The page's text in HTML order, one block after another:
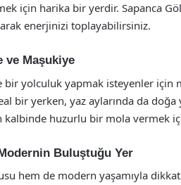
için harika bir yerdir. Sapanca
enerjinizi toplayabilirsiniz.
ve Maşukiye
bir yolculuk yapmak isteyenler için
bir yerken, yaz aylarında da
kalbinde huzurlu bir mola vermek
Buluştuğu Yer
hem de modern yaşamıyla